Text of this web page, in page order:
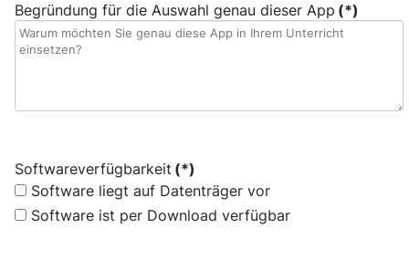
Begründung für die Auswahl genau dieser App (*)
Softwareverfügbarkeit (*)
Software liegt auf Datenträger vor
Software ist per Download verfügbar